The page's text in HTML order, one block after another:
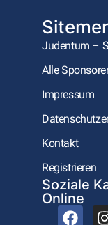
Judentum –
Alle
Impressum
Kontakt
Registrieren
Soziale
Online